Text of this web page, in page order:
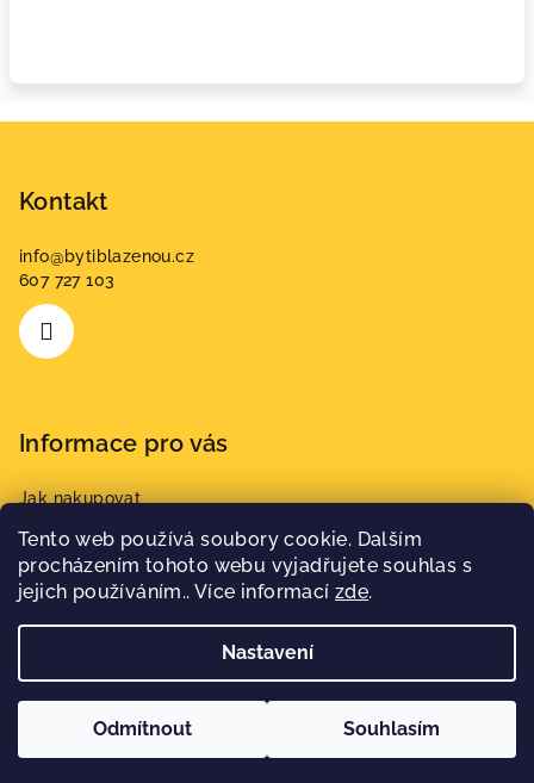
Tento web používá soubory cookie. Dalším
procházením tohoto webu vyjadřujete souhlas s
jejich používáním.. Více informací zde.
Nastavení
Odmítnout Souhlasím
Kontakt
info@bytiblazenou.cz
607 727 103
Informace pro vás
Jak nakupovat
Obchodní podmínky
Podmínky ochrany osobních údajů
Upravit nastavení cookies
Vytvořil Shoptet